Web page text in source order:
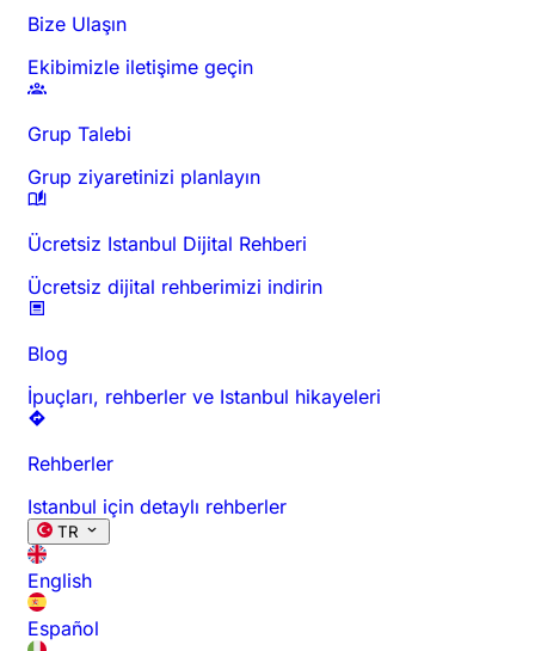
Bize Ulaşın
Ekibimizle iletişime geçin
Grup Talebi
Grup ziyaretinizi planlayın
Ücretsiz Istanbul Dijital Rehberi
Ücretsiz dijital rehberimizi indirin
Blog
İpuçları, rehberler ve Istanbul hikayeleri
Rehberler
Istanbul için detaylı rehberler
TR
English
Español